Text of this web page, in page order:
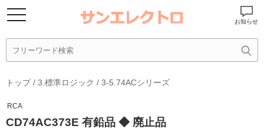
お知らせ
トップ/ 3.標準ロジック / 3-5.74ACシリーズ
RCA
CD74AC373E 有鉛品 ◆ 廃止品